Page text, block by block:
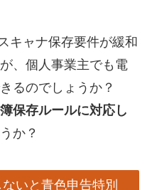
キャナ保存要件が緩和
、個人事業主でも電
るのでしょうか？
保存ルールに対応し
か？
いと青色申告特別